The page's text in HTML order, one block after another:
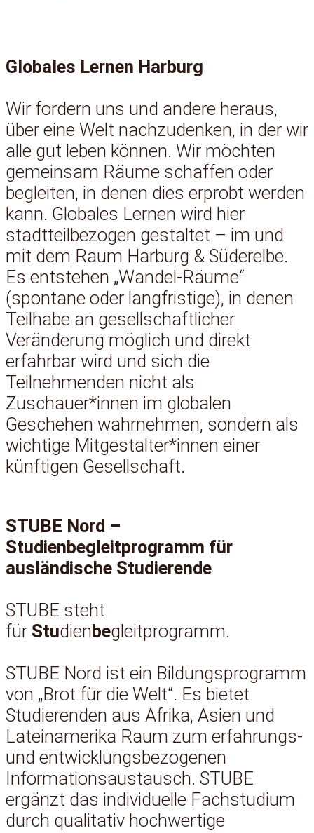
Globales Lernen Harburg
Wir fordern uns und andere heraus,
über eine Welt nachzudenken, in der wir
alle gut leben können. Wir möchten
gemeinsam Räume schaffen oder
begleiten, in denen dies erprobt werden
kann. Globales Lernen wird hier
stadtteilbezogen gestaltet – im und
mit dem Raum Harburg & Süderelbe.
Es entstehen „Wandel-Räume“
(spontane oder langfristige), in denen
Teilhabe an gesellschaftlicher
Veränderung möglich und direkt
erfahrbar wird und sich die
Teilnehmenden nicht als
Zuschauer*innen im globalen
Geschehen wahrnehmen, sondern als
wichtige Mitgestalter*innen einer
künftigen Gesellschaft.
STUBE Nord –
Studienbegleitprogramm für
ausländische Studierende
STUBE steht
für Studienbegleitprogramm.
STUBE Nord ist ein Bildungsprogramm
von „Brot für die Welt“. Es bietet
Studierenden aus Afrika, Asien und
Lateinamerika Raum zum erfahrungs-
und entwicklungsbezogenen
Informationsaustausch. STUBE
ergänzt das individuelle Fachstudium
durch qualitativ hochwertige